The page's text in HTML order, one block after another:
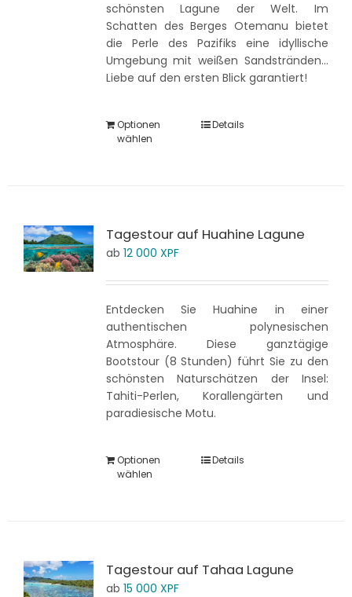
schönsten Lagune der Welt. Im
Schatten des Berges Otemanu bietet
die Perle des Pazifiks eine idyllische
Umgebung mit weißen Sandstränden...
Liebe auf den ersten Blick garantiert!
Optionen
wählen
Details
Tagestour auf Huahine Lagune
ab 12 000 XPF
Entdecken Sie Huahine in einer
authentischen polynesischen
Atmosphäre. Diese ganztägige
Bootstour (8 Stunden) führt Sie zu den
schönsten Naturschätzen der Insel:
Tahiti-Perlen, Korallengärten und
paradiesische Motu.
Optionen
wählen
Details
Tagestour auf Tahaa Lagune
ab 15 000 XPF